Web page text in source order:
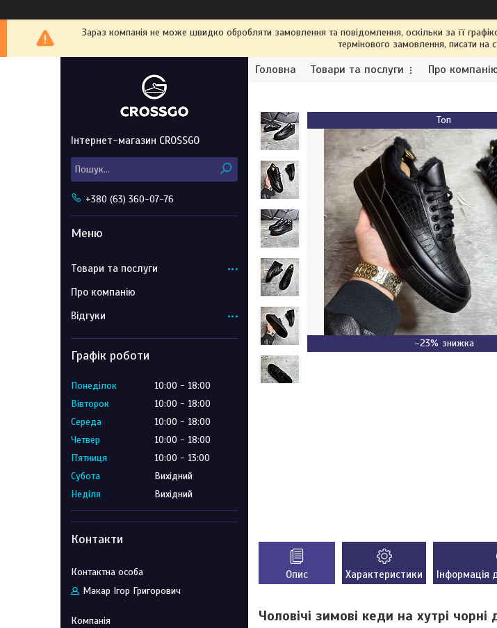
Зараз компанія не може швидко обробляти замовлення та повідомлення, оскільки за її
термінового замовлення, писати на
Головна Товари та послуги Про
Топ
–23%
Опис Характеристики Інформація
Чоловічі зимові кеди на хутрі чорні
Інтернет-магазин CROSSGO
+380 (63) 360-07-76
Товари та послуги
Про компанію
Відгуки
Графік роботи
Понеділок 10:00
18:00
Вівторок
10:00
18:00
Середа
10:00
18:00
Четвер
10:00
18:00
Пʼятниця
10:00
13:00
Субота
Вихідний
Неділя
Вихідний
Контакти
Макар Ігор Григорович